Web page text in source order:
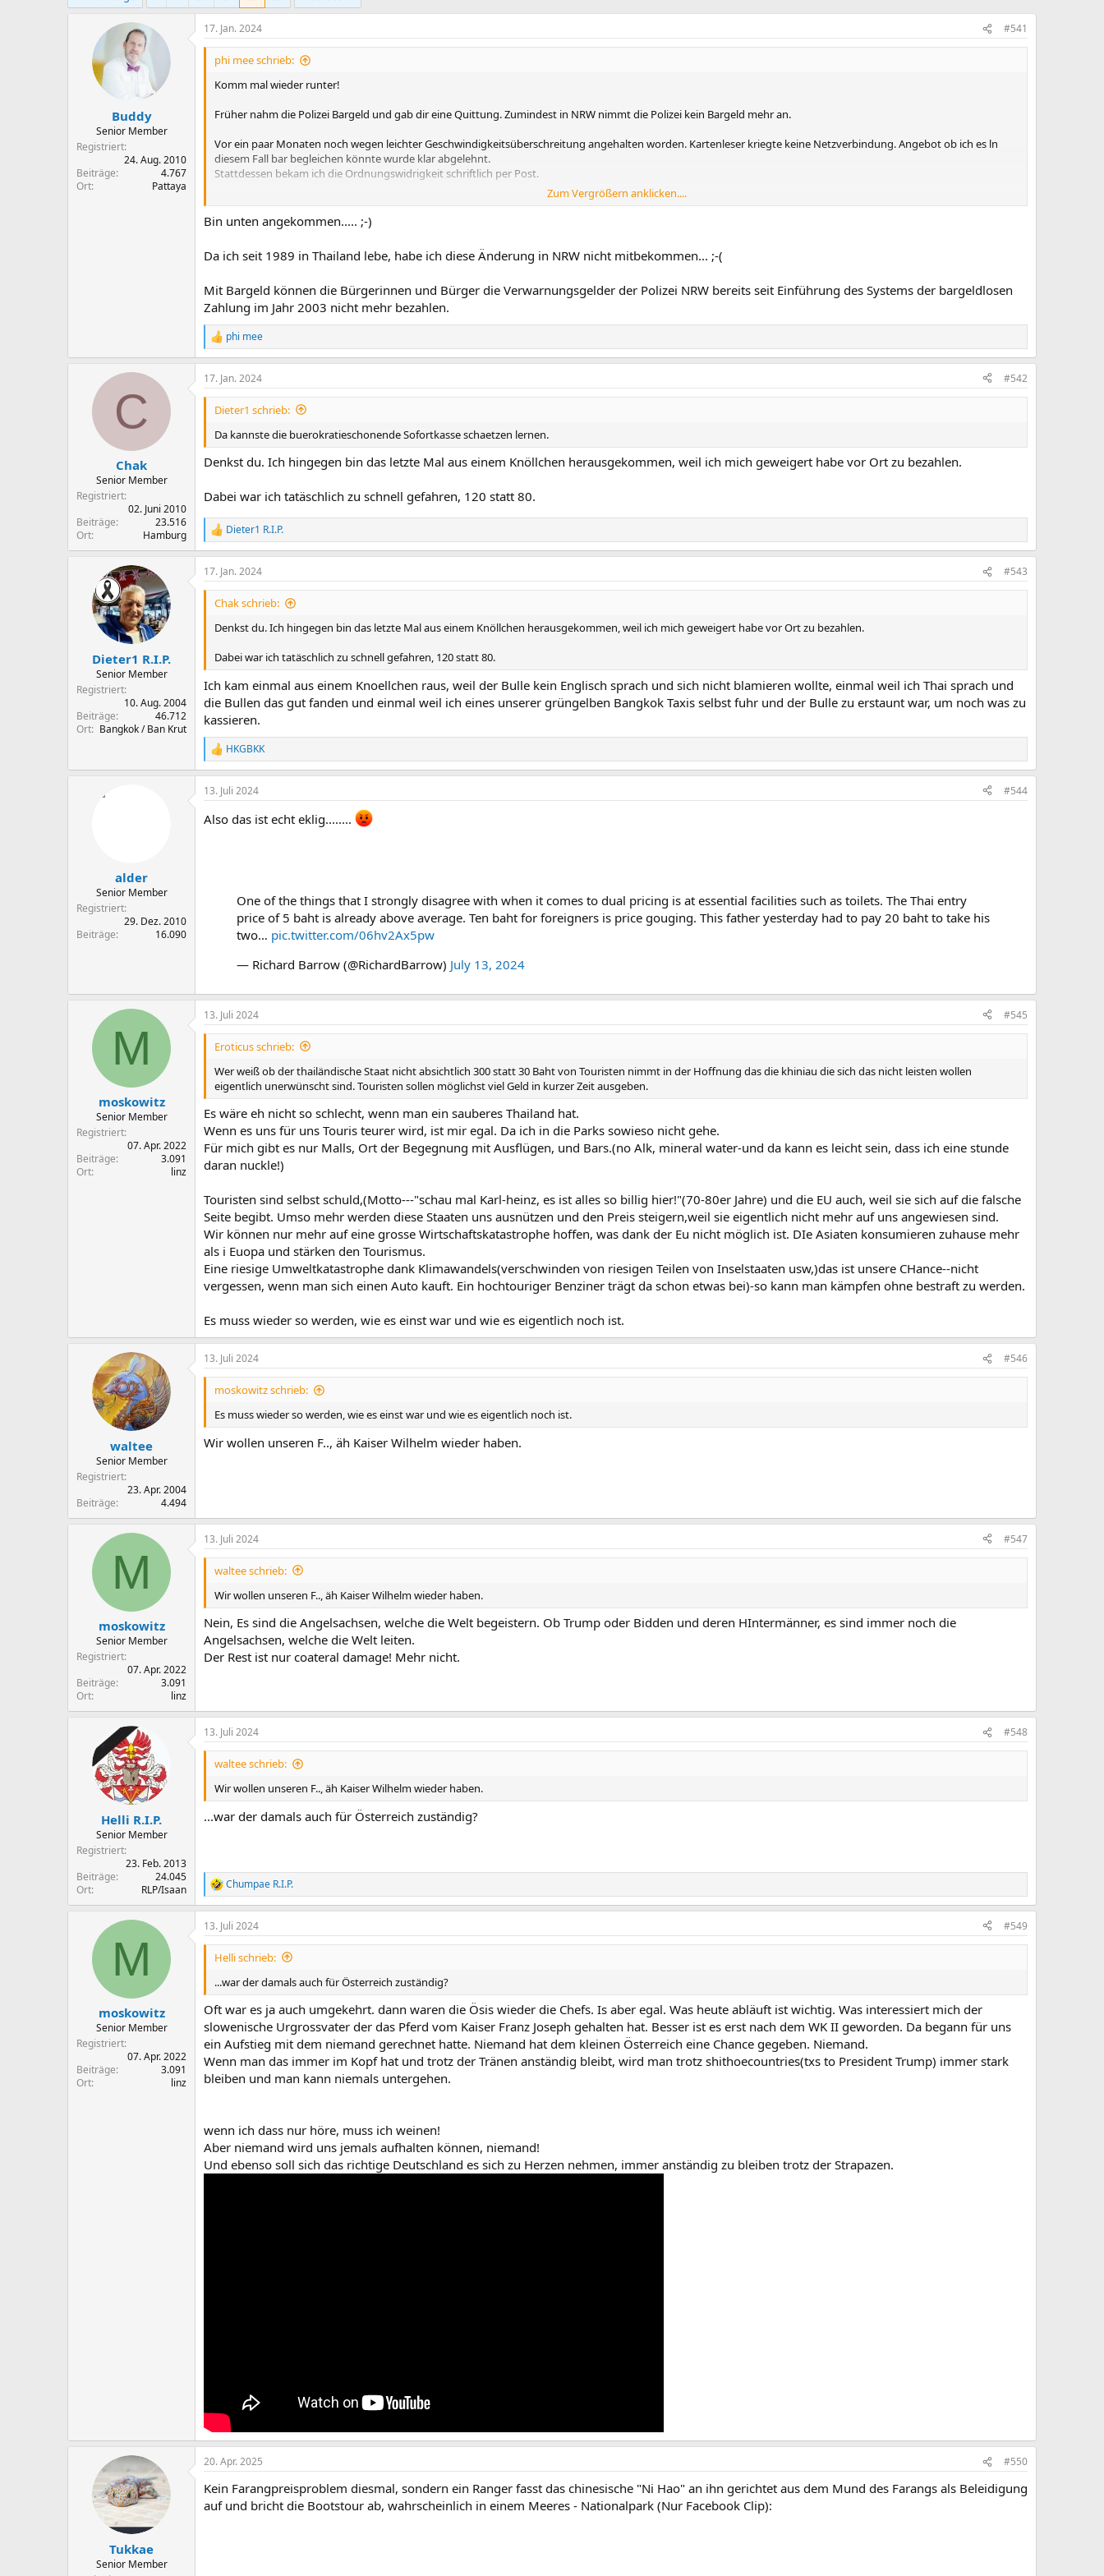
m
Buddy
Senior Member
Registriert
24. Aug. 2010
Beiträge
4.767
Ort
Pattaya
17. Jan. 2024 #541
phi mee schrieb:
Komm mal wieder runter!
Früher nahm die Polizei Bargeld und gab dir eine Quittung. Zumindest in NRW nimmt die Polizei kein Bargeld mehr an.
Vor ein paar Monaten noch wegen leichter Geschwindigkeitsüberschreitung angehalten worden. Kartenleser kriegte keine Netzverbindung. Angebot ob ich es ln
diesem Fall bar begleichen könnte wurde klar abgelehnt.
Stattdessen bekam ich die Ordnungswidrigkeit schriftlich per Post.
Vor Ort habe ich noch klar geäußert, dass ich keine zusätzlichen Gebühren akzeptieren würde weil die Fehlfunktion des Lesegerätes nicht mein Verschulden ist. Der
Bescheid kam dann auch ohne Extragebühren.
Zum Vergrößern anklicken....
Bin unten angekommen..... ;-)
Da ich seit 1989 in Thailand lebe, habe ich diese Änderung in NRW nicht mitbekommen... ;-(
Mit Bargeld können die Bürgerinnen und Bürger die Verwarnungsgelder der Polizei NRW bereits seit Einführung des Systems der bargeldlosen
Zahlung im Jahr 2003 nicht mehr bezahlen.
R
e
a
k
t
e
n
phi mee
C
Chak
Senior Member
Registriert
02. Juni 2010
Beiträge
23.516
Ort
Hamburg
17. Jan. 2024 #542
Dieter1 schrieb:
Da kannste die buerokratieschonende Sofortkasse schaetzen lernen.
Denkst du. Ich hingegen bin das letzte Mal aus einem Knöllchen herausgekommen, weil ich mich geweigert habe vor Ort zu bezahlen.
Dabei war ich tatäschlich zu schnell gefahren, 120 statt 80.
R
e
a
k
t
Dieter1 R.I.P.
Dieter1 R.I.P.
Senior Member
Registriert
10. Aug. 2004
Beiträge
46.712
Ort
Bangkok / Ban Krut
17. Jan. 2024 #543
Chak schrieb:
Denkst du. Ich hingegen bin das letzte Mal aus einem Knöllchen herausgekommen, weil ich mich geweigert habe vor Ort zu bezahlen.
Dabei war ich tatäschlich zu schnell gefahren, 120 statt 80.
Ich kam einmal aus einem Knoellchen raus, weil der Bulle kein Englisch sprach und sich nicht blamieren wollte, einmal weil ich Thai sprach und
die Bullen das gut fanden und einmal weil ich eines unserer grüngelben Bangkok Taxis selbst fuhr und der Bulle zu erstaunt war, um noch was zu
kassieren.
R
e
a
k
i
HKGBKK
alder
Senior Member
Registriert
29. Dez. 2010
Beiträge
16.090
13. Juli 2024 #544
Also das ist echt eklig........
One of the things that I strongly disagree with when it comes to dual pricing is at essential facilities such as toilets. The Thai entry
price of 5 baht is already above average. Ten baht for foreigners is price gouging. This father yesterday had to pay 20 baht to take his
two… pic.twitter.com/06hv2Ax5pw
— Richard Barrow (@RichardBarrow) July 13, 2024
M
moskowitz
Senior Member
Registriert
07. Apr. 2022
Beiträge
3.091
Ort
linz
13. Juli 2024 #545
Eroticus schrieb:
Wer weiß ob der thailändische Staat nicht absichtlich 300 statt 30 Baht von Touristen nimmt in der Hoffnung das die khiniau die sich das nicht leisten wollen
eigentlich unerwünscht sind. Touristen sollen möglichst viel Geld in kurzer Zeit ausgeben.
Es wäre eh nicht so schlecht, wenn man ein sauberes Thailand hat.
Wenn es uns für uns Touris teurer wird, ist mir egal. Da ich in die Parks sowieso nicht gehe.
Für mich gibt es nur Malls, Ort der Begegnung mit Ausflügen, und Bars.(no Alk, mineral water-und da kann es leicht sein, dass ich eine stunde
daran nuckle!)
Touristen sind selbst schuld,(Motto---"schau mal Karl-heinz, es ist alles so billig hier!"(70-80er Jahre) und die EU auch, weil sie sich auf die falsche
Seite begibt. Umso mehr werden diese Staaten uns ausnützen und den Preis steigern,weil sie eigentlich nicht mehr auf uns angewiesen sind.
Wir können nur mehr auf eine grosse Wirtschaftskatastrophe hoffen, was dank der Eu nicht möglich ist. DIe Asiaten konsumieren zuhause mehr
als i Euopa und stärken den Tourismus.
Eine riesige Umweltkatastrophe dank Klimawandels(verschwinden von riesigen Teilen von Inselstaaten usw,)das ist unsere CHance--nicht
vergessen, wenn man sich einen Auto kauft. Ein hochtouriger Benziner trägt da schon etwas bei)-so kann man kämpfen ohne bestraft zu werden.
Es muss wieder so werden, wie es einst war und wie es eigentlich noch ist.
waltee
Senior Member
Registriert
23. Apr. 2004
Beiträge
4.494
13. Juli 2024 #546
moskowitz schrieb:
Es muss wieder so werden, wie es einst war und wie es eigentlich noch ist.
Wir wollen unseren F.., äh Kaiser Wilhelm wieder haben.
M
moskowitz
Senior Member
Registriert
07. Apr. 2022
Beiträge
3.091
Ort
linz
13. Juli 2024 #547
waltee schrieb:
Wir wollen unseren F.., äh Kaiser Wilhelm wieder haben.
Nein, Es sind die Angelsachsen, welche die Welt begeistern. Ob Trump oder Bidden und deren HIntermänner, es sind immer noch die
Angelsachsen, welche die Welt leiten.
Der Rest ist nur coateral damage! Mehr nicht.
Helli R.I.P.
Senior Member
Registriert
23. Feb. 2013
Beiträge
24.045
Ort
RLP/Isaan
13. Juli 2024 #548
waltee schrieb:
Wir wollen unseren F.., äh Kaiser Wilhelm wieder haben.
...war der damals auch für Österreich zuständig?
R
e
a
k
t
e
n
:
Chumpae R.I.P.
M
moskowitz
Senior Member
Registriert
07. Apr. 2022
Beiträge
3.091
Ort
linz
13. Juli 2024 #549
Helli schrieb:
...war der damals auch für Österreich zuständig?
Oft war es ja auch umgekehrt. dann waren die Ösis wieder die Chefs. Is aber egal. Was heute abläuft ist wichtig. Was interessiert mich der
slowenische Urgrossvater der das Pferd vom Kaiser Franz Joseph gehalten hat. Besser ist es erst nach dem WK II geworden. Da begann für uns
ein Aufstieg mit dem niemand gerechnet hatte. Niemand hat dem kleinen Österreich eine Chance gegeben. Niemand.
Wenn man das immer im Kopf hat und trotz der Tränen anständig bleibt, wird man trotz shithoecountries(txs to President Trump) immer stark
bleiben und man kann niemals untergehen.
wenn ich dass nur höre, muss ich weinen!
Aber niemand wird uns jemals aufhalten können, niemand!
Und ebenso soll sich das richtige Deutschland es sich zu Herzen nehmen, immer anständig zu bleiben trotz der Strapazen.
Tukkae
Senior Member
20. Apr. 2025 #550
Kein Farangpreisproblem diesmal, sondern ein Ranger fasst das chinesische "Ni Hao" an ihn gerichtet aus dem Mund des Farangs als Beleidigung
auf und bricht die Bootstour ab, wahrscheinlich in einem Meeres - Nationalpark (Nur Facebook Clip):